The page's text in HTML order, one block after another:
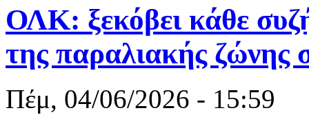
ΟΛΚ: ξεκόβει κάθε
της παραλιακής ζώνης
Πέμ, 04/06/2026 - 15:59